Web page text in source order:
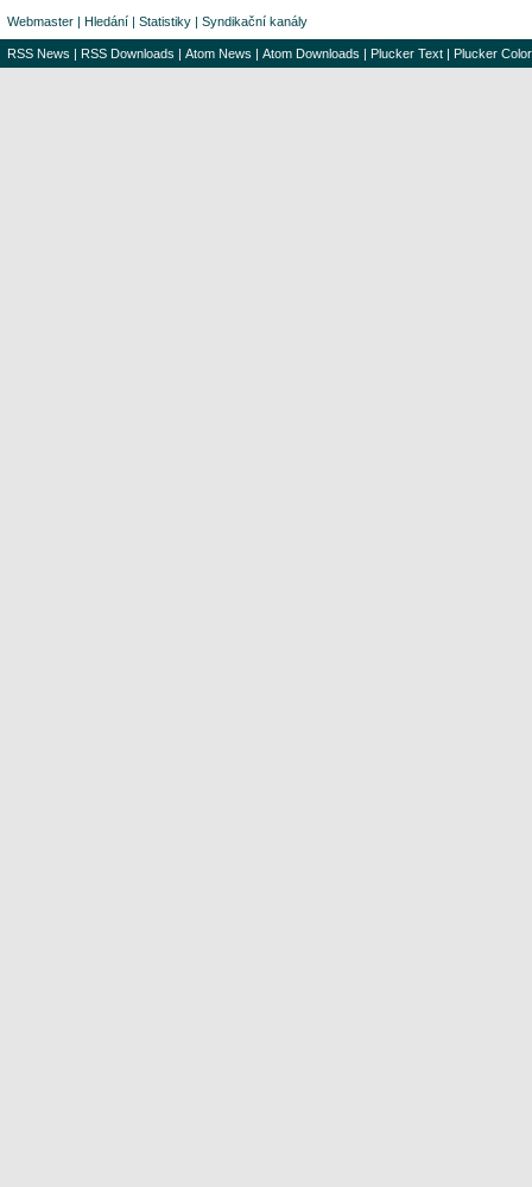
Webmaster | Hledání | Statistiky | Syndikační kanály
RSS News | RSS Downloads | Atom News | Atom Downloads | Plucker Text | Plucker Color